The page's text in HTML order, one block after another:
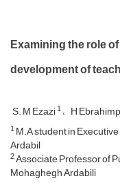
Examining the role
development of
S. M Ezazi1 H
1M.A student in
Ardabil
2Associate Professor of
Mohaghegh Ardabili